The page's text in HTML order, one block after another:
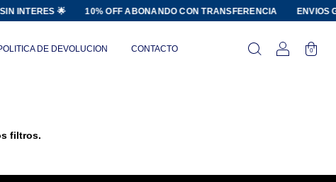
INTERES 🌟 10% OFF ABONANDO CON TRANSFERENCIA ENVIOS
DE DEVOLUCION CONTACTO 0
filtros.